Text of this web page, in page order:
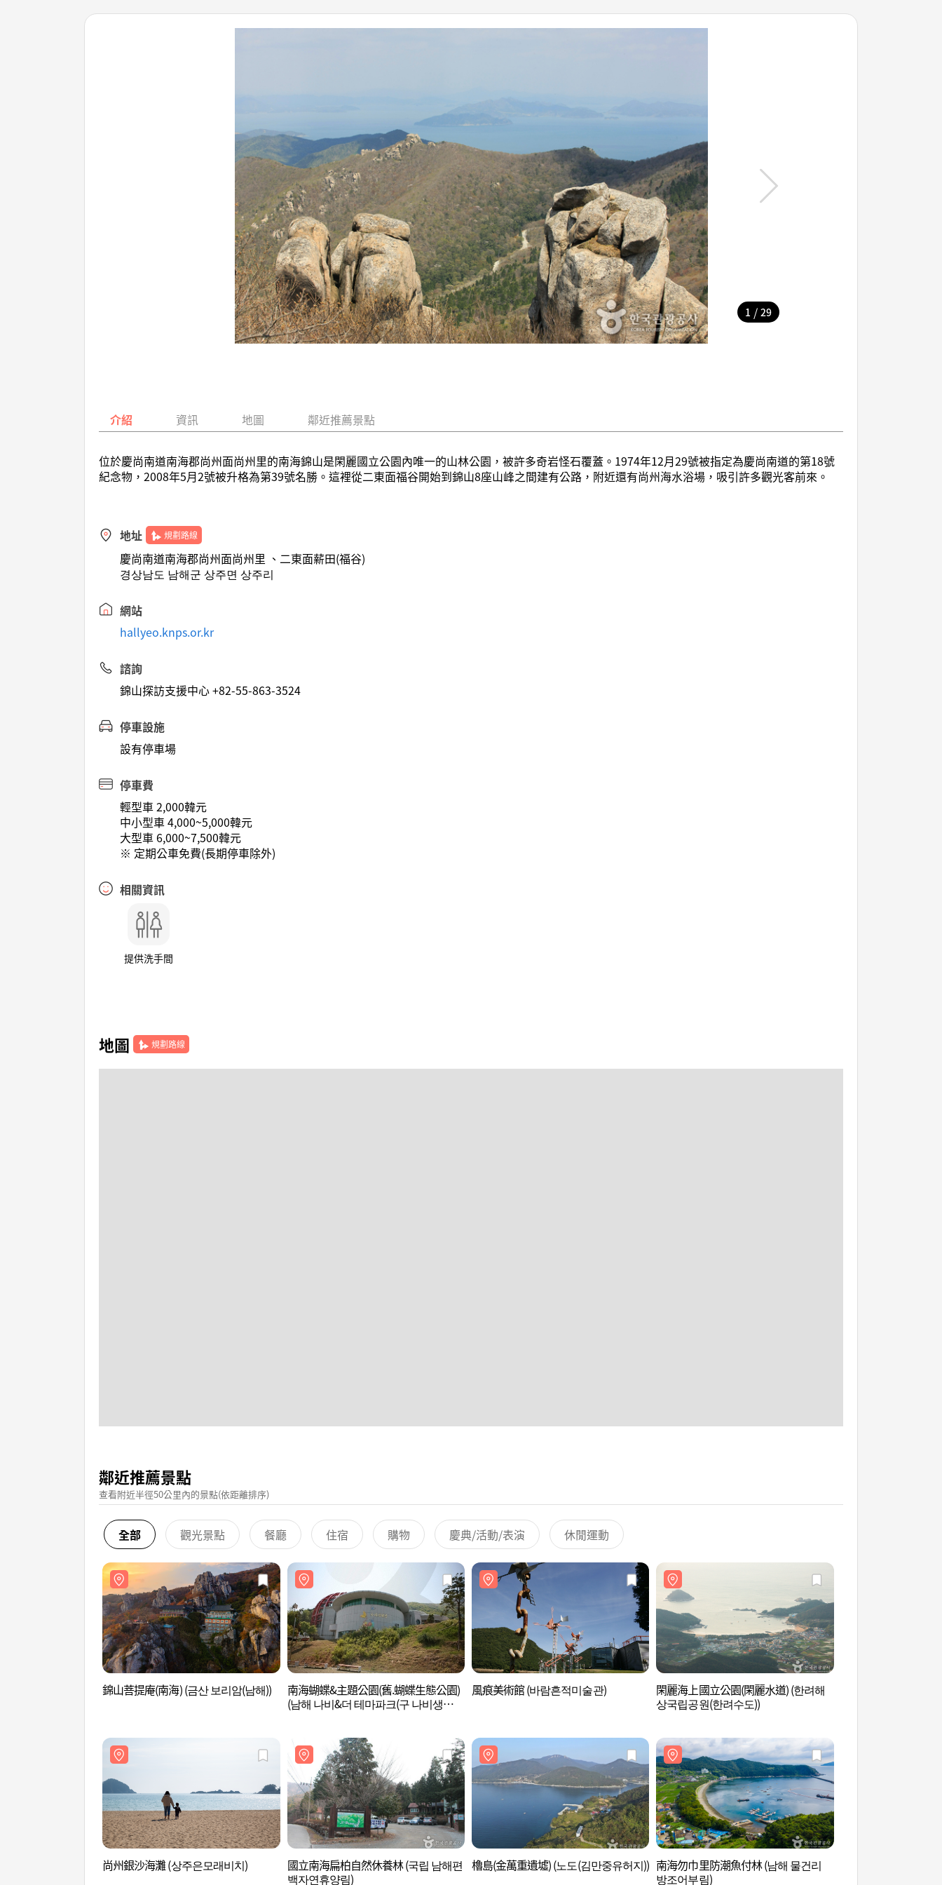
1 / 29
介紹 資訊 地圖 鄰近推薦景點
位於慶尚南道南海郡尚州面尚州里的南海錦山是閑麗國立公園內唯一的山林公園，被許多奇岩怪石覆蓋。1974年12月29號被指定為慶尚南道的第18號
紀念物，2008年5月2號被升格為第39號名勝。這裡從二東面福谷開始到錦山8座山峰之間建有公路，附近還有尚州海水浴場，吸引許多觀光客前來。
地址 規劃路線
慶尚南道南海郡尚州面尚州里 、二東面薪田(福谷)
경상남도 남해군 상주면 상주리
網站
hallyeo.knps.or.kr
諮詢
錦山探訪支援中心 +82-55-863-3524
停車設施
設有停車場
停車費
輕型車 2,000韓元
中小型車 4,000~5,000韓元
大型車 6,000~7,500韓元
※ 定期公車免費(長期停車除外)
相關資訊
提供洗手間
地圖 規劃路線
鄰近推薦景點
查看附近半徑50公里內的景點(依距離排序)
全部 觀光景點 餐廳 住宿 購物 慶典/活動/表演 休閒運動
錦山菩提庵(南海) (금산 보리암(남해))
南海蝴蝶&主題公園(舊.蝴蝶生態公園)
(남해 나비&더 테마파크(구 나비생태공
風痕美術館 (바람흔적미술관)
閑麗海上國立公園(閑麗水道) (한려해
상국립공원(한려수도))
尚州銀沙海灘 (상주은모래비치)
國立南海扁柏自然休養林 (국립 남해편
백자연휴양림)
櫓島(金萬重遺墟) (노도(김만중유허지)) 南海勿巾里防潮魚付林 (남해 물건리
방조어부림)